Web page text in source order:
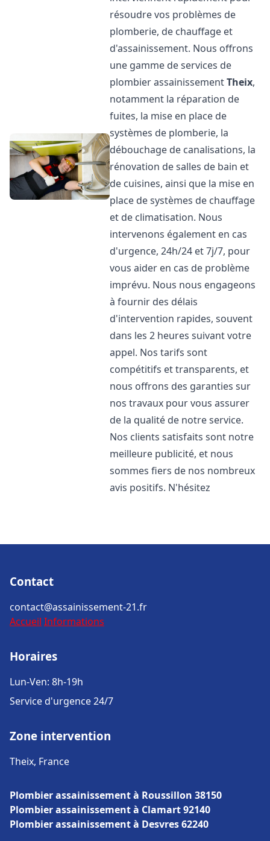
résoudre vos problèmes de
plomberie, de chauffage et
d'assainissement. Nous offrons
une gamme de services de
plombier assainissementTheix,
notamment la réparation de
fuites, la mise en place de
systèmes de plomberie, la
débouchage de canalisations, la
rénovation de salles de bain et
de cuisines, ainsi que la mise en
place de systèmes de chauffage
et de climatisation. Nous
intervenons également en cas
d'urgence, 24h/24 et 7j/7, pour
vous aider en cas de problème
imprévu. Nous nous engageons
à fournir des délais
d'intervention rapides, souvent
dans les 2 heures suivant votre
appel. Nos tarifs sont
compétitifs et transparents, et
nous offrons des garanties sur
nos travaux pour vous assurer
de la qualité de notre service.
Nos clients satisfaits sont notre
meilleure publicité, et nous
sommes fiers de nos nombreux
avis positifs. N'hésitez
Contact
contact@assainissement-21.fr
Accueil Informations
Horaires
Lun-Ven: 8h-19h
Service d'urgence 24/7
Zone intervention
Theix, France
Plombier assainissement à Roussillon 38150
Plombier assainissement à Clamart 92140
Plombier assainissement à Desvres 62240